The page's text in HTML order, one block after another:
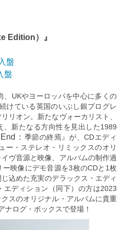
Edition）』
盤
盤
、UKやヨーロッパを中心に多くの
けている英国のいぶし銀プログレ
リオン。新たなヴォーカリスト、
、新たなる方向性を見出した1989
： 季節の終焉』が、CDエディ
ー・ステレオ・リミックスのオリ
ヴ音源と映像、アルバムの制作過
映像にデモ音源を3枚のCDと1枚
込めた充実のデラックス・エディ
ディション（同下）の方は2023
スのオリジナル・アルバムに貴重
ナログ・ボックスで登場！